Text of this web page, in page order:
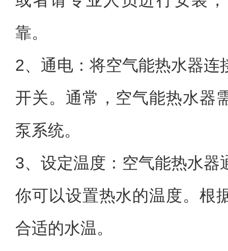
靠。
2、通电：将空气能热水器连
开关。通常，空气能热水器
泵系统。
3、设定温度：空气能热水器
你可以设置热水的温度。根
合适的水温。